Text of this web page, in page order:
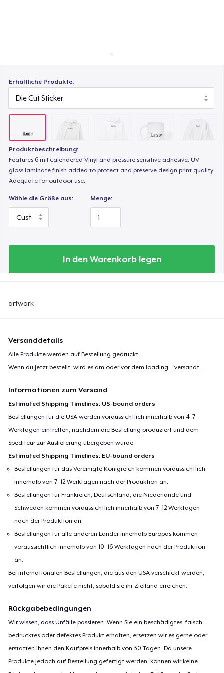
Erhältliche Produkte:
Produktbeschreibung:
Features 6 mil calendered Vinyl and pressure sensitive adhesive. UV
gloss laminate finish added to protect and preserve design print quality.
Adequate for outdoor use.
Wähle die Größe aus: Menge:
In den Warenkorb legen
artwork
Versanddetails
Alle Produkte werden auf Bestellung gedruckt.
Wenn du jetzt bestellt, wird es am oder vor demloading... versandt.
Informationen zum Versand
Estimated Shipping Timelines: US-bound orders
Bestellungen für die USA werden voraussichtlich innerhalb von 4–7
Werktagen eintreffen, nachdem die Bestellung produziert und dem
Spediteur zur Auslieferung übergeben wurde.
Estimated Shipping Timelines: EU-bound orders
Bestellungen für das Vereinigte Königreich kommen voraussichtlich
innerhalb von 7–12 Werktagen nach der Produktion an.
Bestellungen für Frankreich, Deutschland, die Niederlande und
Schweden kommen voraussichtlich innerhalb von 7–12 Werktagen
nach der Produktion an.
Bestellungen für alle anderen Länder innerhalb Europas kommen
voraussichtlich innerhalb von 10–16 Werktagen nach der Produktion
an.
Bei internationalen Bestellungen, die aus den USA verschickt werden,
verfolgen wir die Pakete nicht, sobald sie ihr Zielland erreichen.
Rückgabebedingungen
Wir wissen, dass Unfälle passieren. Wenn Sie ein beschädigtes, falsch
bedrucktes oder defektes Produkt erhalten, ersetzen wir es gerne oder
erstatten Ihnen den Kaufpreis innerhalb von 30 Tagen. Da unsere
Produkte jedoch auf Bestellung gefertigt werden, können wir keine
Unisex Classic Crewneck Sweatshirt
Women's Classic Tee
Classic Long Sleeve Tee